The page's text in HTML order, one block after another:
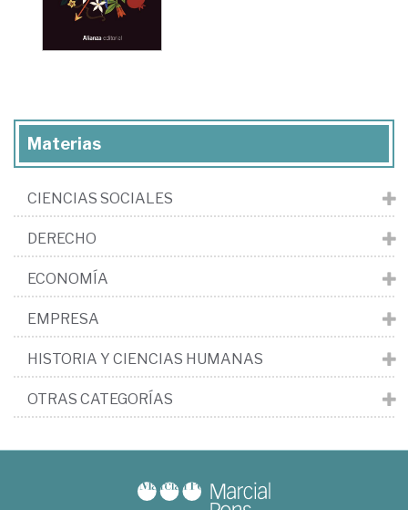
Materias
CIENCIAS SOCIALES
DERECHO
ECONOMÍA
EMPRESA
HISTORIA Y CIENCIAS HUMANAS
OTRAS CATEGORÍAS